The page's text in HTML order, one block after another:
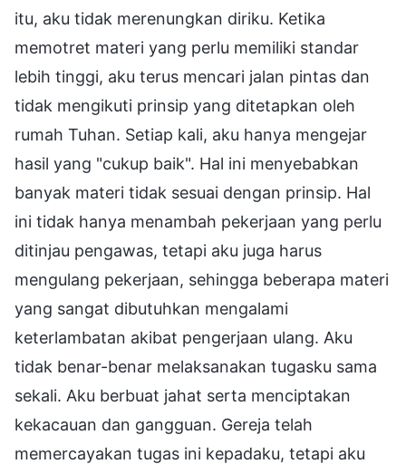
itu, aku tidak merenungkan diriku. Ketika
memotret materi yang perlu memiliki standar
lebih tinggi, aku terus mencari jalan pintas dan
tidak mengikuti prinsip yang ditetapkan oleh
rumah Tuhan. Setiap kali, aku hanya mengejar
hasil yang "cukup baik". Hal ini menyebabkan
banyak materi tidak sesuai dengan prinsip. Hal
ini tidak hanya menambah pekerjaan yang perlu
ditinjau pengawas, tetapi aku juga harus
mengulang pekerjaan, sehingga beberapa materi
yang sangat dibutuhkan mengalami
keterlambatan akibat pengerjaan ulang. Aku
tidak benar-benar melaksanakan tugasku sama
sekali. Aku berbuat jahat serta menciptakan
kekacauan dan gangguan. Gereja telah
memercayakan tugas ini kepadaku, tetapi aku